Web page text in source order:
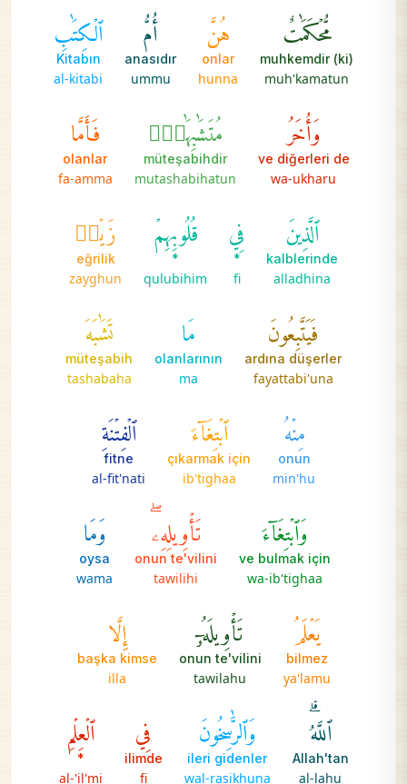
مُّحۡكَمَٰتٌ
muhkemdir (ki)
muh'kamatun
هُنَّ
onlar
hunna
أُمُّ
anasıdır
ummu
ٱلۡكِتَٰبِ
Kitabın
al-kitabi
وَأُخَرُ
ve diğerleri de
wa-ukharu
مُتَشَٰبِهَٰتٞۖ
müteşabihdir
mutashabihatun
فَأَمَّا
olanlar
fa-amma
ٱلَّذِينَ
kalblerinde
alladhina
فِي
*
fi
قُلُوبِهِمۡ
*
qulubihim
زَيۡغٞ
eğrilik
zayghun
فَيَتَّبِعُونَ
ardına düşerler
fayattabi'una
مَا
olanlarının
ma
تَشَٰبَهَ
müteşabih
tashabaha
مِنۡهُ
onun
min'hu
ٱبۡتِغَآءَ
çıkarmak için
ib'tighaa
ٱلۡفِتۡنَةِ
fitne
al-fit'nati
وَٱبۡتِغَآءَ
ve bulmak için
wa-ib'tighaa
تَأۡوِيلِهِۦۖ
onun te'vilini
tawilihi
وَمَا
oysa
wama
يَعۡلَمُ
bilmez
ya'lamu
تَأۡوِيلَهُۥٓ
onun te'vilini
tawilahu
إِلَّا
başka kimse
illa
ٱللَّهُۗ
Allah'tan
al-lahu
وَٱلرَّٰسِخُونَ
ileri gidenler
wal-rasikhuna
فِي
ilimde
fi
ٱلۡعِلۡمِ
*
al-'il'mi